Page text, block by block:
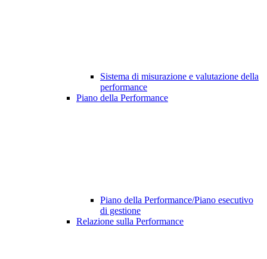
Sistema di misurazione e valutazione della
performance
Piano della Performance
Piano della Performance/Piano esecutivo
di gestione
Relazione sulla Performance